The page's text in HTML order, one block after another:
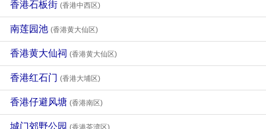
香港石板街 (香港中西区)
南莲园池 (香港黄大仙区)
香港黄大仙祠 (香港黄大仙区)
香港红石门 (香港大埔区)
香港仔避风塘 (香港南区)
城门郊野公园 (香港荃湾区)